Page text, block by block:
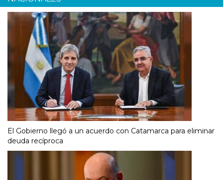
El Gobierno llegó a un acuerdo con Catamarca para eliminar
deuda recíproca